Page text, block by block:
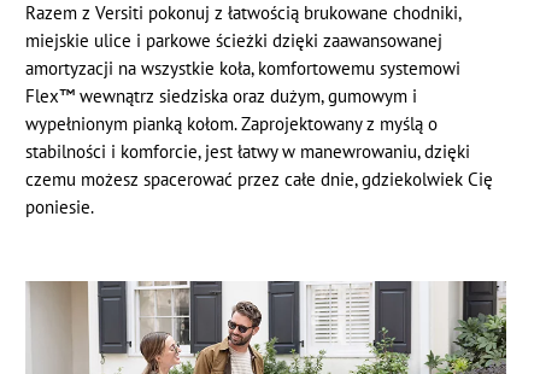
Razem z Versiti pokonuj z łatwością brukowane chodniki,
miejskie ulice i parkowe ścieżki dzięki zaawansowanej
amortyzacji na wszystkie koła, komfortowemu systemowi
Flex™ wewnątrz siedziska oraz dużym, gumowym i
wypełnionym pianką kołom. Zaprojektowany z myślą o
stabilności i komforcie, jest łatwy w manewrowaniu, dzięki
czemu możesz spacerować przez całe dnie, gdziekolwiek Cię
poniesie.